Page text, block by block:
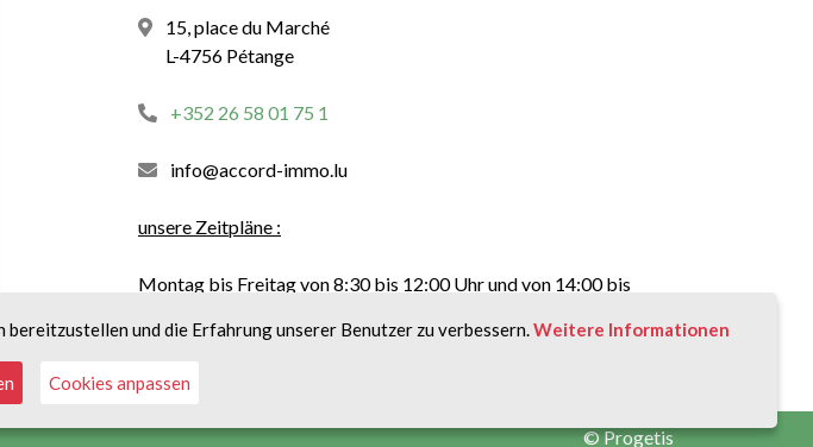
15, place du Marché
L-4756 Pétange
+352 26 58 01 75 1
info@accord-immo.lu
unsere Zeitpläne :
Montag bis Freitag von 8:30 bis 12:00 Uhr und von 14:00 bis
©Progetis
und die Erfahrung unserer Benutzer zu verbessern.Weitere Informationen
Cookies anpassen